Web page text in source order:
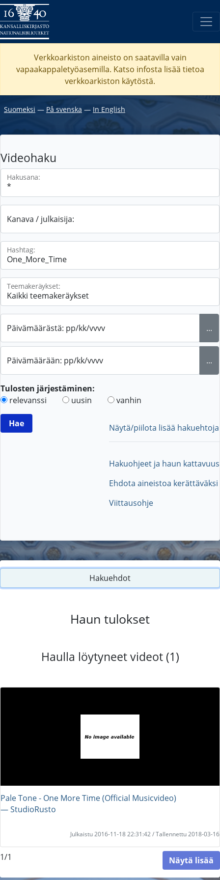
Verkkoarkiston aineisto on saatavilla vain
vapaakappaletyöasemilla. Katso infosta lisää tietoa
verkkoarkiston käytöstä.
Suomeksi ― På svenska ― In English
Videohaku
Hakusana:
Kanava / julkaisija:
Hashtag:
Teemakeräykset:
Päivämäärästä: pp/kk/vvvv ...
Päivämäärään: pp/kk/vvvv ...
Tulosten järjestäminen:
relevanssi
uusin vanhin
Näytä/piilota lisää hakuehtoja
Hakuohjeet ja haun kattavuus
Ehdota aineistoa kerättäväksi
Viittausohje
Hakuehdot
Haun tulokset
Haulla löytyneet videot (1)
Pale Tone - One More Time (Official Musicvideo)
― StudioRusto
Julkaistu 2016-11-18 22:31:42 / Tallennettu 2018-03-16
1/1 Näytä lisää